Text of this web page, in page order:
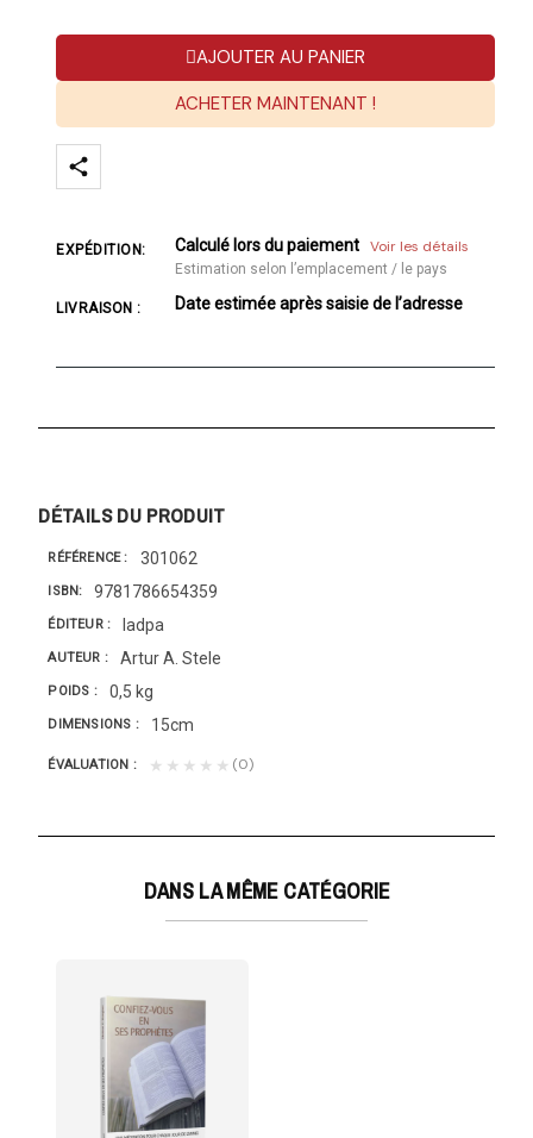
AJOUTER AU PANIER
ACHETER MAINTENANT !
EXPÉDITION: Calculé lors du paiement Voir les détails
Estimation selon l’emplacement / le pays
LIVRAISON : Date estimée après saisie de l’adresse
DÉTAILS DU PRODUIT
RÉFÉRENCE 301062
ISBN 9781786654359
ÉDITEUR Iadpa
AUTEUR Artur A. Stele
POIDS 0,5 kg
DIMENSIONS 15cm
ÉVALUATION ★★★★★ (0)
DANS LA MÊME CATÉGORIE